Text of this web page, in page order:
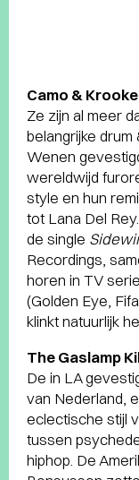
Camo &
Ze zijn al meer
belangrijke
Wenen
wereldwijd
style en hun
tot Lana Del
de single
Recordings,
horen in TV
(Golden Eye,
klinkt natuurlijk
The Gaslamp
De in LA
van Nederland,
eclectische stijl
tussen
hiphop. De